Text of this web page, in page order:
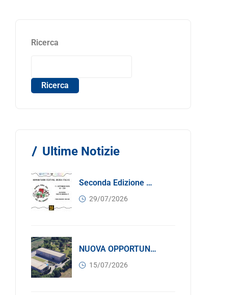
Ricerca
Ricerca
Ultime Notizie
Seconda Edizione Di MANGIA. DONA. AMA: Quando La Gastronomia Incontra La Solidarietà, 11 Settembre 2026
29/07/2026
NUOVA OPPORTUNITÀ DI BUSINESS PER I SOCI DI CONFINDUSTRIA SERBIA: Affitasi Un Moderno Capannone Industriale A Pančevo – 1.200 M² Nella Zona Industriale
15/07/2026